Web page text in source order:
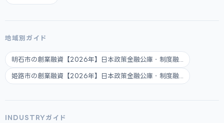
地域別ガイド
明石市の創業融資【2026年】日本政策金融公庫・制度融...
姫路市の創業融資【2026年】日本政策金融公庫・制度融...
INDUSTRYガイド